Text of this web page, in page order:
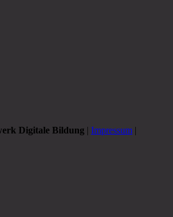
Digitale Bildung | Impressum |